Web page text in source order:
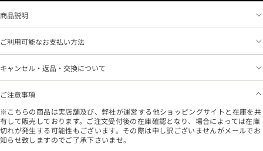
商品説明
ご利用可能なお支払い方法
キャンセル・返品・交換について
ご注意事項
※こちらの商品は実店舗及び、弊社が運営する他ショッピングサイトと在庫を共
有して販売しております。ご注文受付後の在庫確認となり、場合によっては在庫
切れが発生する可能性もございます。その際は申し訳ございませんがメールでお
知らせ致しますのでご了承下さいませ。